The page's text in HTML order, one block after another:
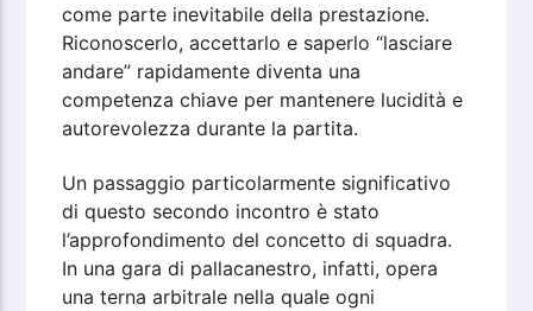
come parte inevitabile della prestazione.
Riconoscerlo, accettarlo e saperlo “lasciare
andare” rapidamente diventa una
competenza chiave per mantenere lucidità e
autorevolezza durante la partita.
Un passaggio particolarmente significativo
di questo secondo incontro è stato
l’approfondimento del concetto di squadra.
In una gara di pallacanestro, infatti, opera
una terna arbitrale nella quale ogni